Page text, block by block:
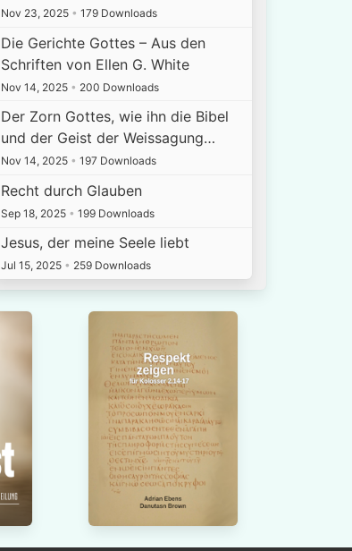
Nov 23, 2025 • 179 Downloads
Die Gerichte Gottes – Aus den
Schriften von Ellen G. White
Nov 14, 2025 • 200 Downloads
Der Zorn Gottes, wie ihn die Bibel
und der Geist der Weissagung…
Nov 14, 2025 • 197 Downloads
Recht durch Glauben
Sep 18, 2025 • 199 Downloads
Jesus, der meine Seele liebt
Jul 15, 2025 • 259 Downloads